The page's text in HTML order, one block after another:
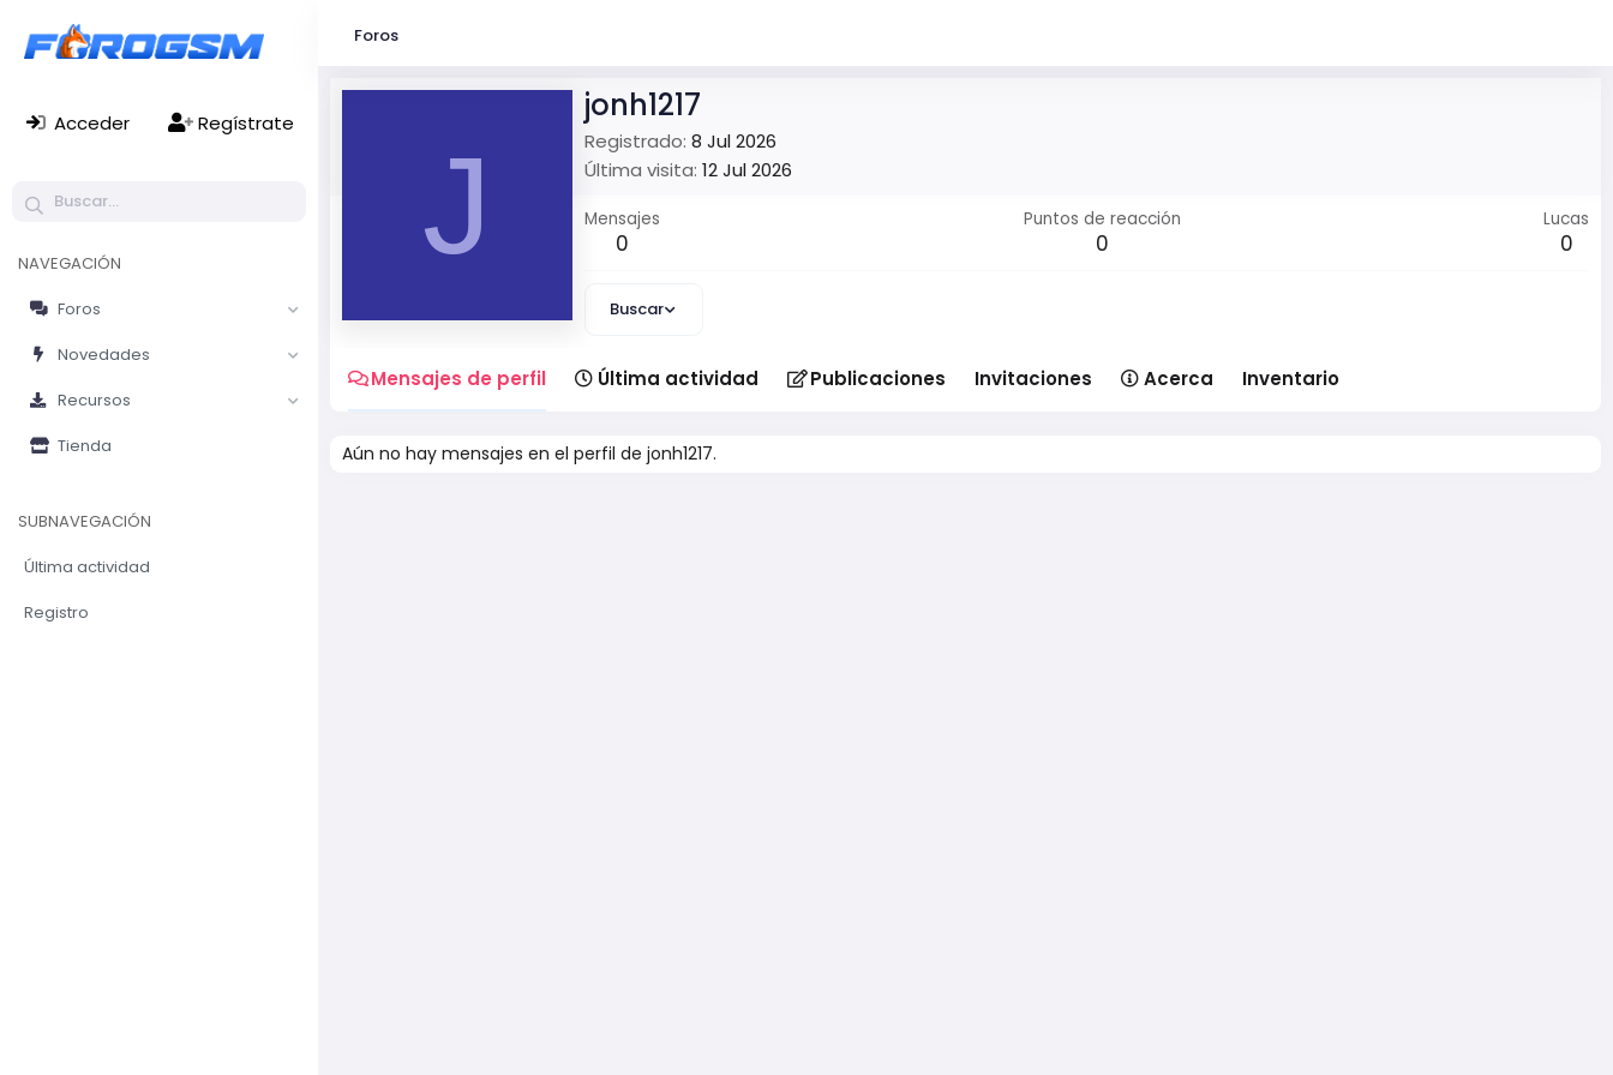
Acceder Regístrate
NAVEGACIÓN
Foros
Novedades
Recursos
Tienda
SUBNAVEGACIÓN
Última actividad
Registro
Foros
J
jonh1217
Registrado 8 Jul 2026
Última visita 12 Jul 2026
Mensajes
0
Puntos de reacción
0
Lucas
0
Buscar
Mensajes de perfil Última actividad Publicaciones Invitaciones Acerca Inventario
Aún no hay mensajes en el perfil de jonh1217.